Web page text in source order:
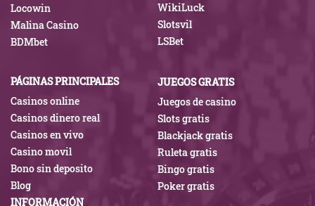
PÁGINAS PRINCIPALES
Casinos online
Casinos dinero real
Casinos en vivo
Casino movil
Bono sin deposito
Blog
JUEGOS GRATIS
Juegos de casino
Slots gratis
Blackjack gratis
Ruleta gratis
Bingo gratis
Poker gratis
Locowin
Malina Casino
BDMbet
WikiLuck
Slotsvil
LSBet
INFORMACIÓN